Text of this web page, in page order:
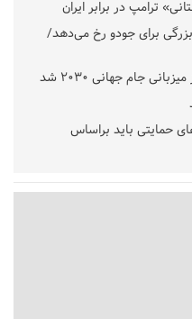
ترامپ در برابر ایران
بزرگی برای جودو رخ می‌دهد/
جام جهانی ۲۰۳۰ شد
حمایتی باید براساس